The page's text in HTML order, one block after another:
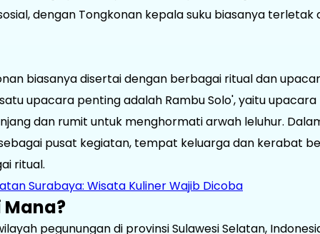
dengan Tongkonan kepala suku biasanya terletak
biasanya disertai dengan berbagai ritual dan
upacara penting adalah Rambu Solo', yaitu
dan rumit untuk menghormati arwah leluhur.
pusat kegiatan, tempat keluarga dan kerabat
ritual.
Surabaya: Wisata Kuliner Wajib Dicoba
pegunungan di provinsi Sulawesi Selatan,